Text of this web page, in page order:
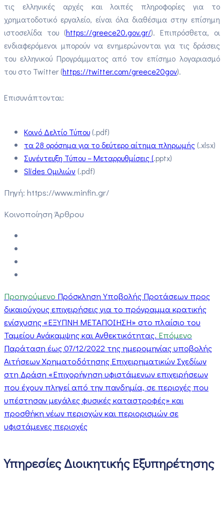
τις ελληνικές αρχές και λοιπές πληροφορίες για το
χρηματοδοτικό εργαλείο, είναι όλα διαθέσιμα στην επίσημη
ιστοσελίδα του (https://greece20.gov.gr/). Επιπρόσθετα, οι
ενδιαφερόμενοι μπορούν να ενημερώνονται για τις δράσεις
του ελληνικού Προγράμματος από τον επίσημο λογαριασμό
του στο Twitter (https://twitter.com/greece20gov).
Επισυνάπτονται:
Κοινό Δελτίο Τύπου (.pdf)
τα 28 ορόσημα για το δεύτερο αίτημα πληρωμής (.xlsx)
Συνέντευξη Τύπου – Μεταρρυθμίσεις (.pptx)
Slides Ομιλιών (.pdf)
Πηγή: https://www.minfin.gr/
Κοινοποίηση Άρθρου
Προηγούμενο Πρόσκληση Υποβολής Προτάσεων προς
δικαιούχους επιχειρήσεις για το πρόγραμμα κρατικής
ενίσχυσης «ΕΞΥΠΝΗ ΜΕΤΑΠΟΙΗΣΗ» στο πλαίσιο του
Ταμείου Ανάκαμψης και Ανθεκτικότητας. Επόμενο
Παράταση έως 07/12/2022 της ημερομηνίας υποβολής
Αιτήσεων Χρηματοδότησης Επιχειρηματικών Σχεδίων
στη Δράση «Επιχορήγηση υφιστάμενων επιχειρήσεων
που έχουν πληγεί από την πανδημία, σε περιοχές που
υπέστησαν μεγάλες φυσικές καταστροφές» και
προσθήκη νέων περιοχών και περιορισμών σε
υφιστάμενες περιοχές
Υπηρεσίες Διοικητικής Εξυπηρέτησης